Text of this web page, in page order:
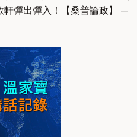
軒彈出彈入！【桑普論政】 —